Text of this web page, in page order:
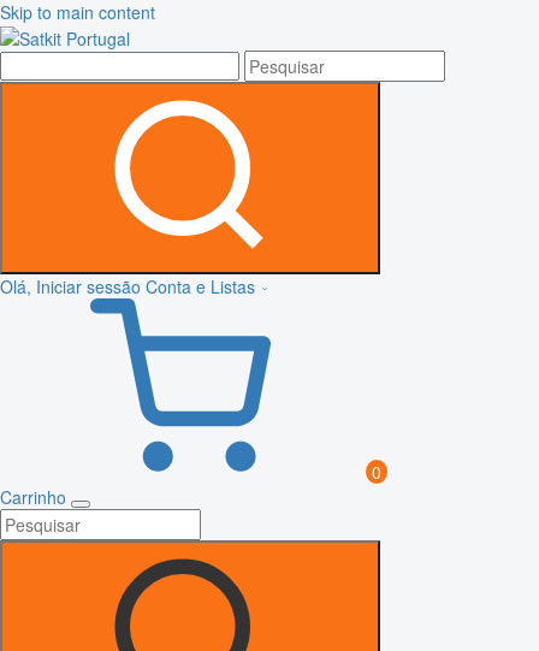
Skip to main content
Olá, Iniciar sessão Conta e Listas
0
Carrinho